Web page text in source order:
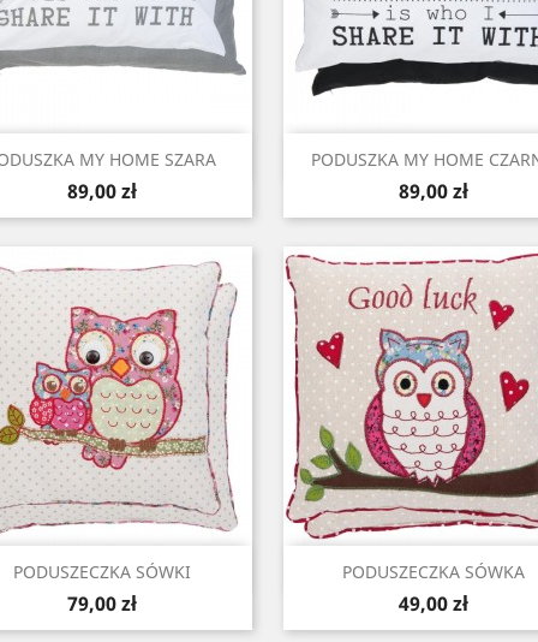
MY HOME SZARA
Cena
89,00 zł
Szybki podgląd PODUSZKA MY HOME
Cena
89,00 zł
Szybki podgląd
PODUSZECZKA SÓWKI
Cena
79,00 zł
Szybki podgląd PODUSZECZKA SÓWKA
Cena
49,00 zł
Szybki podgląd